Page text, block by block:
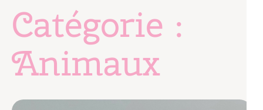
Catégorie :
Animaux